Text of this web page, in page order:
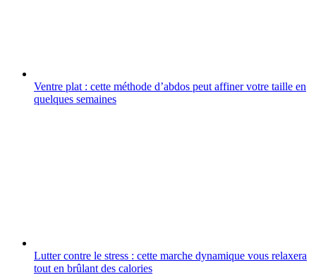
Ventre plat : cette méthode d’abdos peut affiner votre taille en
quelques semaines
Lutter contre le stress : cette marche dynamique vous relaxera
tout en brûlant des calories